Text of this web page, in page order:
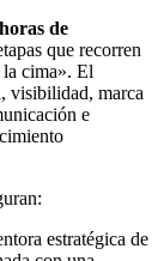
de
que recorren
la cima». El
visibilidad, marca
e
estratégica de